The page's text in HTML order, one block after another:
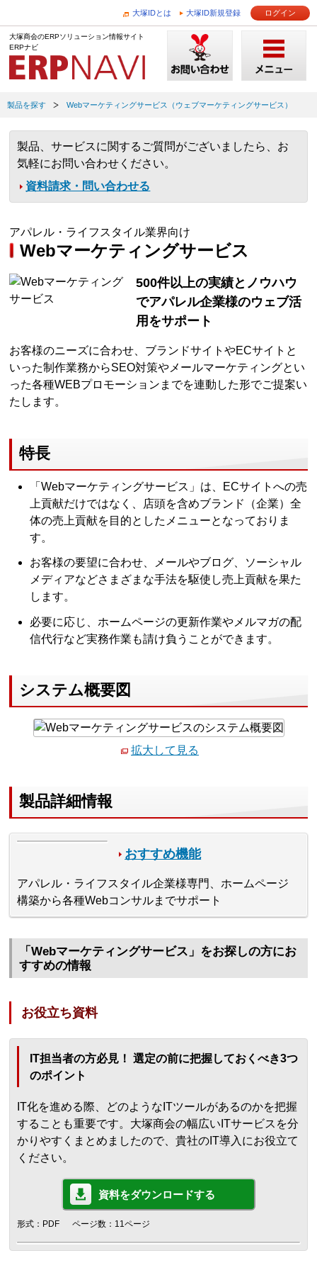
大塚IDとは 大塚ID新規登録 ログイン
大塚商会のERPソリューション情報サイト
ERPナビ
製品を探す Webマーケティングサービス（ウェブマーケティングサービス）
製品、サービスに関するご質問がございましたら、お
気軽にお問い合わせください。
資料請求・問い合わせる
アパレル・ライフスタイル業界向け
Webマーケティングサービス
500件以上の実績とノウハウ
でアパレル企業様のウェブ活
用をサポート
お客様のニーズに合わせ、ブランドサイトやECサイトと
いった制作業務からSEO対策やメールマーケティングとい
った各種WEBプロモーションまでを連動した形でご提案い
たします。
特長
「Webマーケティングサービス」は、ECサイトへの売
上貢献だけではなく、店頭を含めブランド（企業）全
体の売上貢献を目的としたメニューとなっておりま
す。
お客様の要望に合わせ、メールやブログ、ソーシャル
メディアなどさまざまな手法を駆使し売上貢献を果た
します。
必要に応じ、ホームページの更新作業やメルマガの配
信代行など実務作業も請け負うことができます。
システム概要図
拡大して見る
製品詳細情報
おすすめ機能
アパレル・ライフスタイル企業様専門、ホームページ
構築から各種Webコンサルまでサポート
「Webマーケティングサービス」をお探しの方にお
すすめの情報
お役立ち資料
IT担当者の方必見！ 選定の前に把握しておくべき3つ
のポイント
IT化を進める際、どのようなITツールがあるのかを把握
することも重要です。大塚商会の幅広いITサービスを分
かりやすくまとめましたので、貴社のIT導入にお役立て
ください。
資料をダウンロードする
形式：PDF ページ数：11ページ